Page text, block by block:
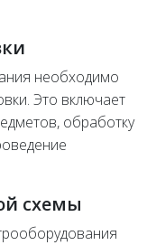
необходимо
Это включает
обработку
схемы